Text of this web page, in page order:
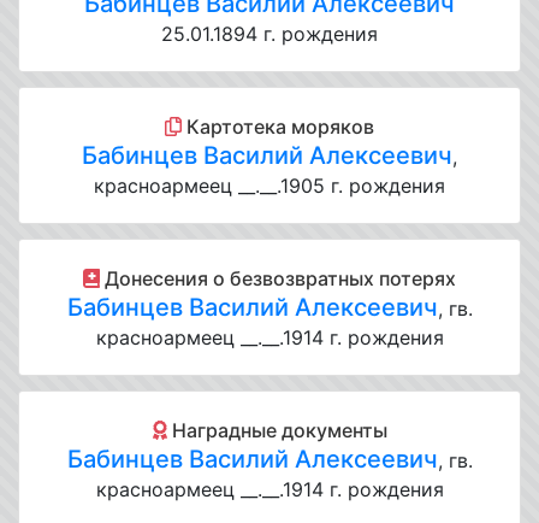
25.01.1894 г. рождения
Картотека моряков
Бабинцев Василий Алексеевич,
красноармеец __.__.1905 г. рождения
Донесения о безвозвратных потерях
Бабинцев Василий Алексеевич, гв.
красноармеец __.__.1914 г. рождения
Наградные документы
Бабинцев Василий Алексеевич, гв.
красноармеец __.__.1914 г. рождения